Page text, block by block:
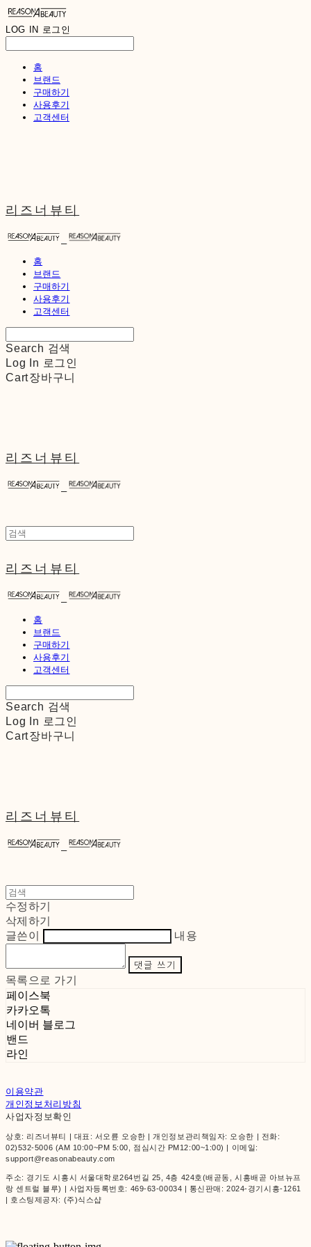
LOG IN 로그인
홈
브랜드
구매하기
사용후기
고객센터
리즈너뷰티
홈
브랜드
구매하기
사용후기
고객센터
Search 검색
Log In 로그인
Cart장바구니
리즈너뷰티
리즈너뷰티
홈
브랜드
구매하기
사용후기
고객센터
Search 검색
Log In 로그인
Cart장바구니
리즈너뷰티
수정하기
삭제하기
글쓴이
내용
댓글 쓰기
목록으로 가기
페이스북
카카오톡
네이버 블로그
밴드
라인
이용약관
개인정보처리방침
사업자정보확인
상호: 리즈너뷰티 | 대표: 서오륜 오승한 | 개인정보관리책임자: 오승한 | 전화:
02)532-5006 (AM 10:00~PM 5:00, 점심시간 PM12:00~1:00) | 이메일:
support@reasonabeauty.com
주소: 경기도 시흥시 서울대학로264번길 25, 4층 424호(배곧동, 시흥배곧 아브뉴프
랑 센트럴 블루) | 사업자등록번호: 469-63-00034 | 통신판매:2024-경기시흥-1261
| 호스팅제공자: (주)식스샵